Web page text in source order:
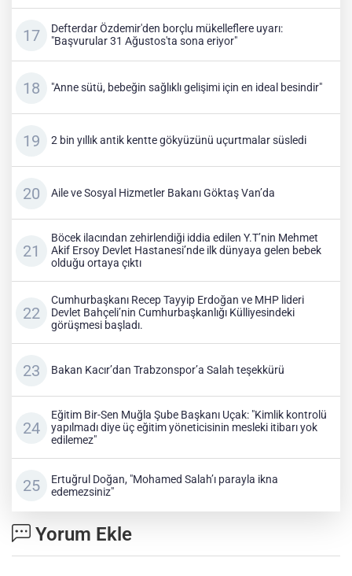
Defterdar Özdemir'den borçlu mükelleflere uyarı:
"Başvurular 31 Ağustos'ta sona eriyor"
"Anne sütü, bebeğin sağlıklı gelişimi için en ideal besindir"
2 bin yıllık antik kentte gökyüzünü uçurtmalar süsledi
Aile ve Sosyal Hizmetler Bakanı Göktaş Van’da
Böcek ilacından zehirlendiği iddia edilen Y.T’nin Mehmet
Akif Ersoy Devlet Hastanesi’nde ilk dünyaya gelen bebek
olduğu ortaya çıktı
Cumhurbaşkanı Recep Tayyip Erdoğan ve MHP lideri
Devlet Bahçeli’nin Cumhurbaşkanlığı Külliyesindeki
görüşmesi başladı.
Bakan Kacır’dan Trabzonspor’a Salah teşekkürü
Eğitim Bir-Sen Muğla Şube Başkanı Uçak: "Kimlik kontrolü
yapılmadı diye üç eğitim yöneticisinin mesleki itibarı yok
edilemez"
Ertuğrul Doğan, "Mohamed Salah’ı parayla ikna
edemezsiniz"
Yorum Ekle